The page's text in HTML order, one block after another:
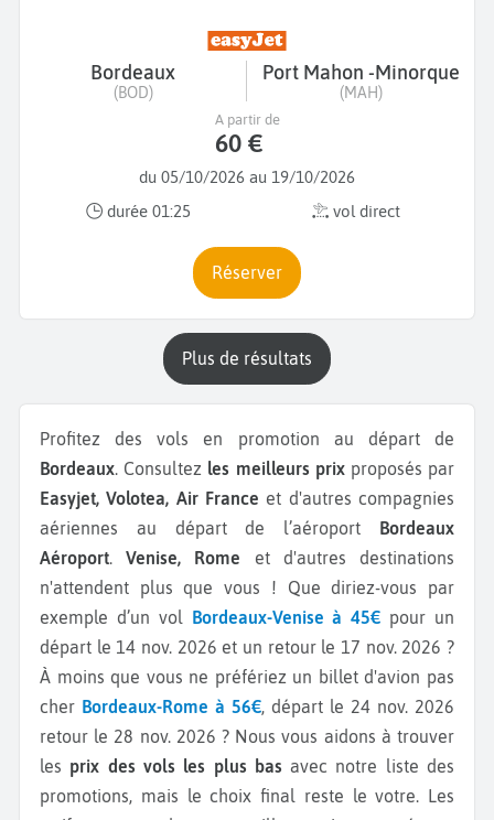
Bordeaux
(BOD)
Port Mahon -Minorque
(MAH)
du 05/10/2026 au 19/10/2026
durée 01:25
vol direct
A partir de
60 €
Réserver
plus de résultats
Profitez des vols en promotion au départ de
Bordeaux. Consultez les meilleurs prixproposés par
Easyjet, Volotea, Air France et d'autres compagnies
aériennes au départ de l’aéroport Bordeaux
Aéroport.Venise, Rome et d'autres destinations
n'attendent plus que vous ! Que diriez-vous par
exemple d’un vol Bordeaux-Venise à 45€ pour un
départ le 14 nov. 2026 et un retour le 17 nov. 2026 ?
À moins que vous ne préfériez un billet d'avion pas
cher Bordeaux-Rome à 56€, départ le 24 nov. 2026
retour le 28 nov. 2026 ? Nous vous aidons à trouver
les prix des vols les plus bas avec notre liste des
promotions, mais le choix final reste le votre. Les